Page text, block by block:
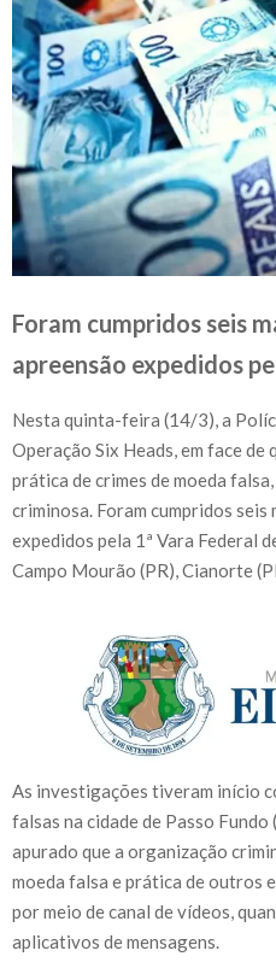
Foram cumpridos seis
apreensão expedidos
Nesta quinta-feira (14/3), a
Operação Six Heads, em face de
prática de crimes de moeda
criminosa. Foram cumpridos seis
expedidos pela 1ª Vara Federal
Campo Mourão (PR), Cianorte
As investigações tiveram início
falsas na cidade de Passo Fundo
apurado que a organização
moeda falsa e prática de
por meio de canal de vídeos,
aplicativos de mensagens.